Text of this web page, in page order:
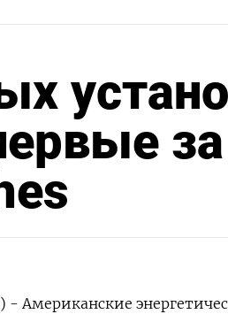
- Американские